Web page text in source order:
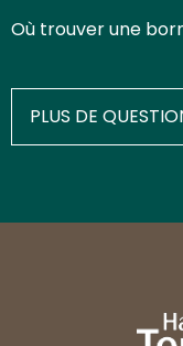
Où trouver une
PLUS DE